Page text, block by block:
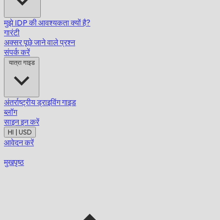
मुझे IDP की आवश्यकता क्यों है?
गारंटी
अक्सर पूछे जाने वाले प्रश्न
संपर्क करें
यात्रा गाइड
अंतर्राष्ट्रीय ड्राइविंग गाइड
ब्लॉग
साइन इन करें
HI | USD
आवेदन करें
मुखपृष्ठ